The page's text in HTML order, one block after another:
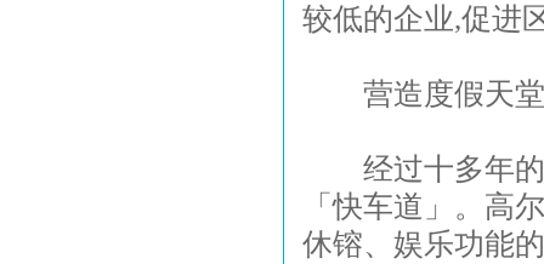
较低的企业,促进
营造度假天堂
经过十多年的
「快车道」。高
休镕、娱乐功能